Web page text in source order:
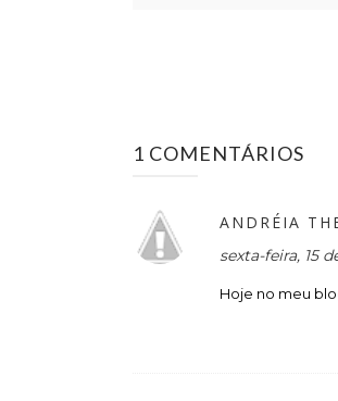
1 COMENTÁRIOS
ANDRÉIA
sexta-feira, 15
Hoje no meu